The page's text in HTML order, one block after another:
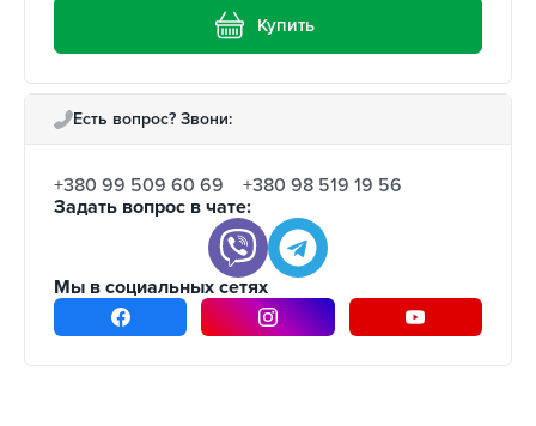
Купить
Есть вопрос? Звони:
+380 99 509 60 69
+380 98 519 19 56
Задать вопрос в чате:
Мы в социальных сетях